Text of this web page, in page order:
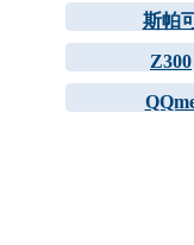
斯帕
Z300